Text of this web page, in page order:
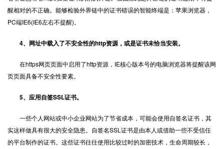
醒相对的不正确。能够检验外界链中的证书错误的智能终端是：苹果浏览器，
PC端IE6(IE6左右不提醒)。
4、网址中载入了不安全性的http资源，或是证书未恰当安装。
在https网页页面中启用了http资源，IE核心版本号的电脑浏览器将提醒该网
页页面具备不安全性要素。
5、应用自签SSL证书。
一些个人网站或中小企业网站为了节省成本，可能会使用自签名证书，其
实这样做具有很大的安全隐患。自签名SSL证书是由本人或借助一些不受信任
的平台制作的证书。这些证书往往使用比较过时的加密技术，生命周期较长，